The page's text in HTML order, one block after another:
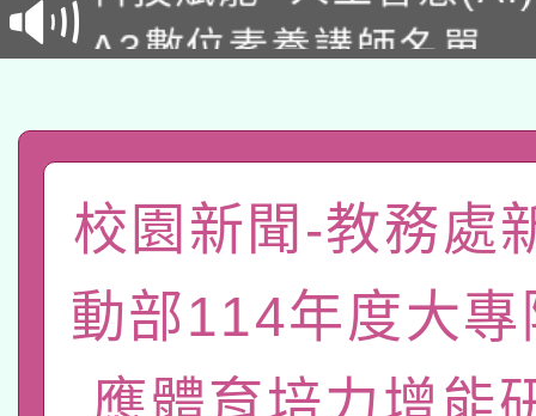
礎課程
A3數位素養講師名單
pilot」
薪期間赴陸應申請許可
轉知經濟部水利署委託
用水績優單位及節水達
115年8月22日(星期六
桃園市孔廟祈福系列
開 智慧啟航」
2026年桃園地景藝術
「2026桃園藝術巡演
校園新聞-教務處
動部114年度大